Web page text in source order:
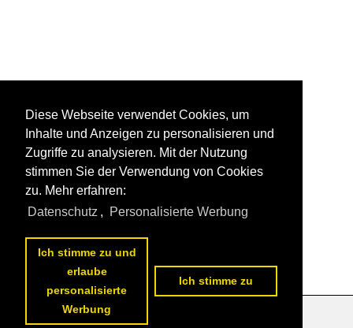
Datenschutzerklärung
Diese Webseite verwendet Cookies, um
Inhalte und Anzeigen zu personalisieren und
Zugriffe zu analysieren. Mit der Nutzung
stimmen Sie der Verwendung von Cookies
zu. Mehr erfahren:
Datenschutz , Personalisierte Werbung
Ich stimme zu und
erlaube
personalisierte
Werbung
Ich stimme zu